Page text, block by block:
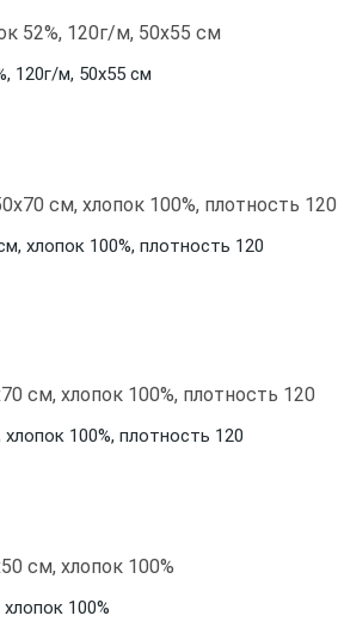
120г/м, 50x55 см
хлопок 100%, плотность 120
100%, плотность 120
100%